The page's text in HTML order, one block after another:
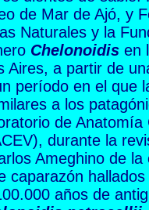
de Mar de Ajó, y
Naturales y la
Chelonoidis en
Aires, a partir de
período en el que
a los
de
durante la
Ameghino de
caparazón
años de